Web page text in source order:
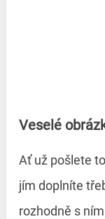
Veselé
Ať už pošlete
jím doplníte
rozhodně s